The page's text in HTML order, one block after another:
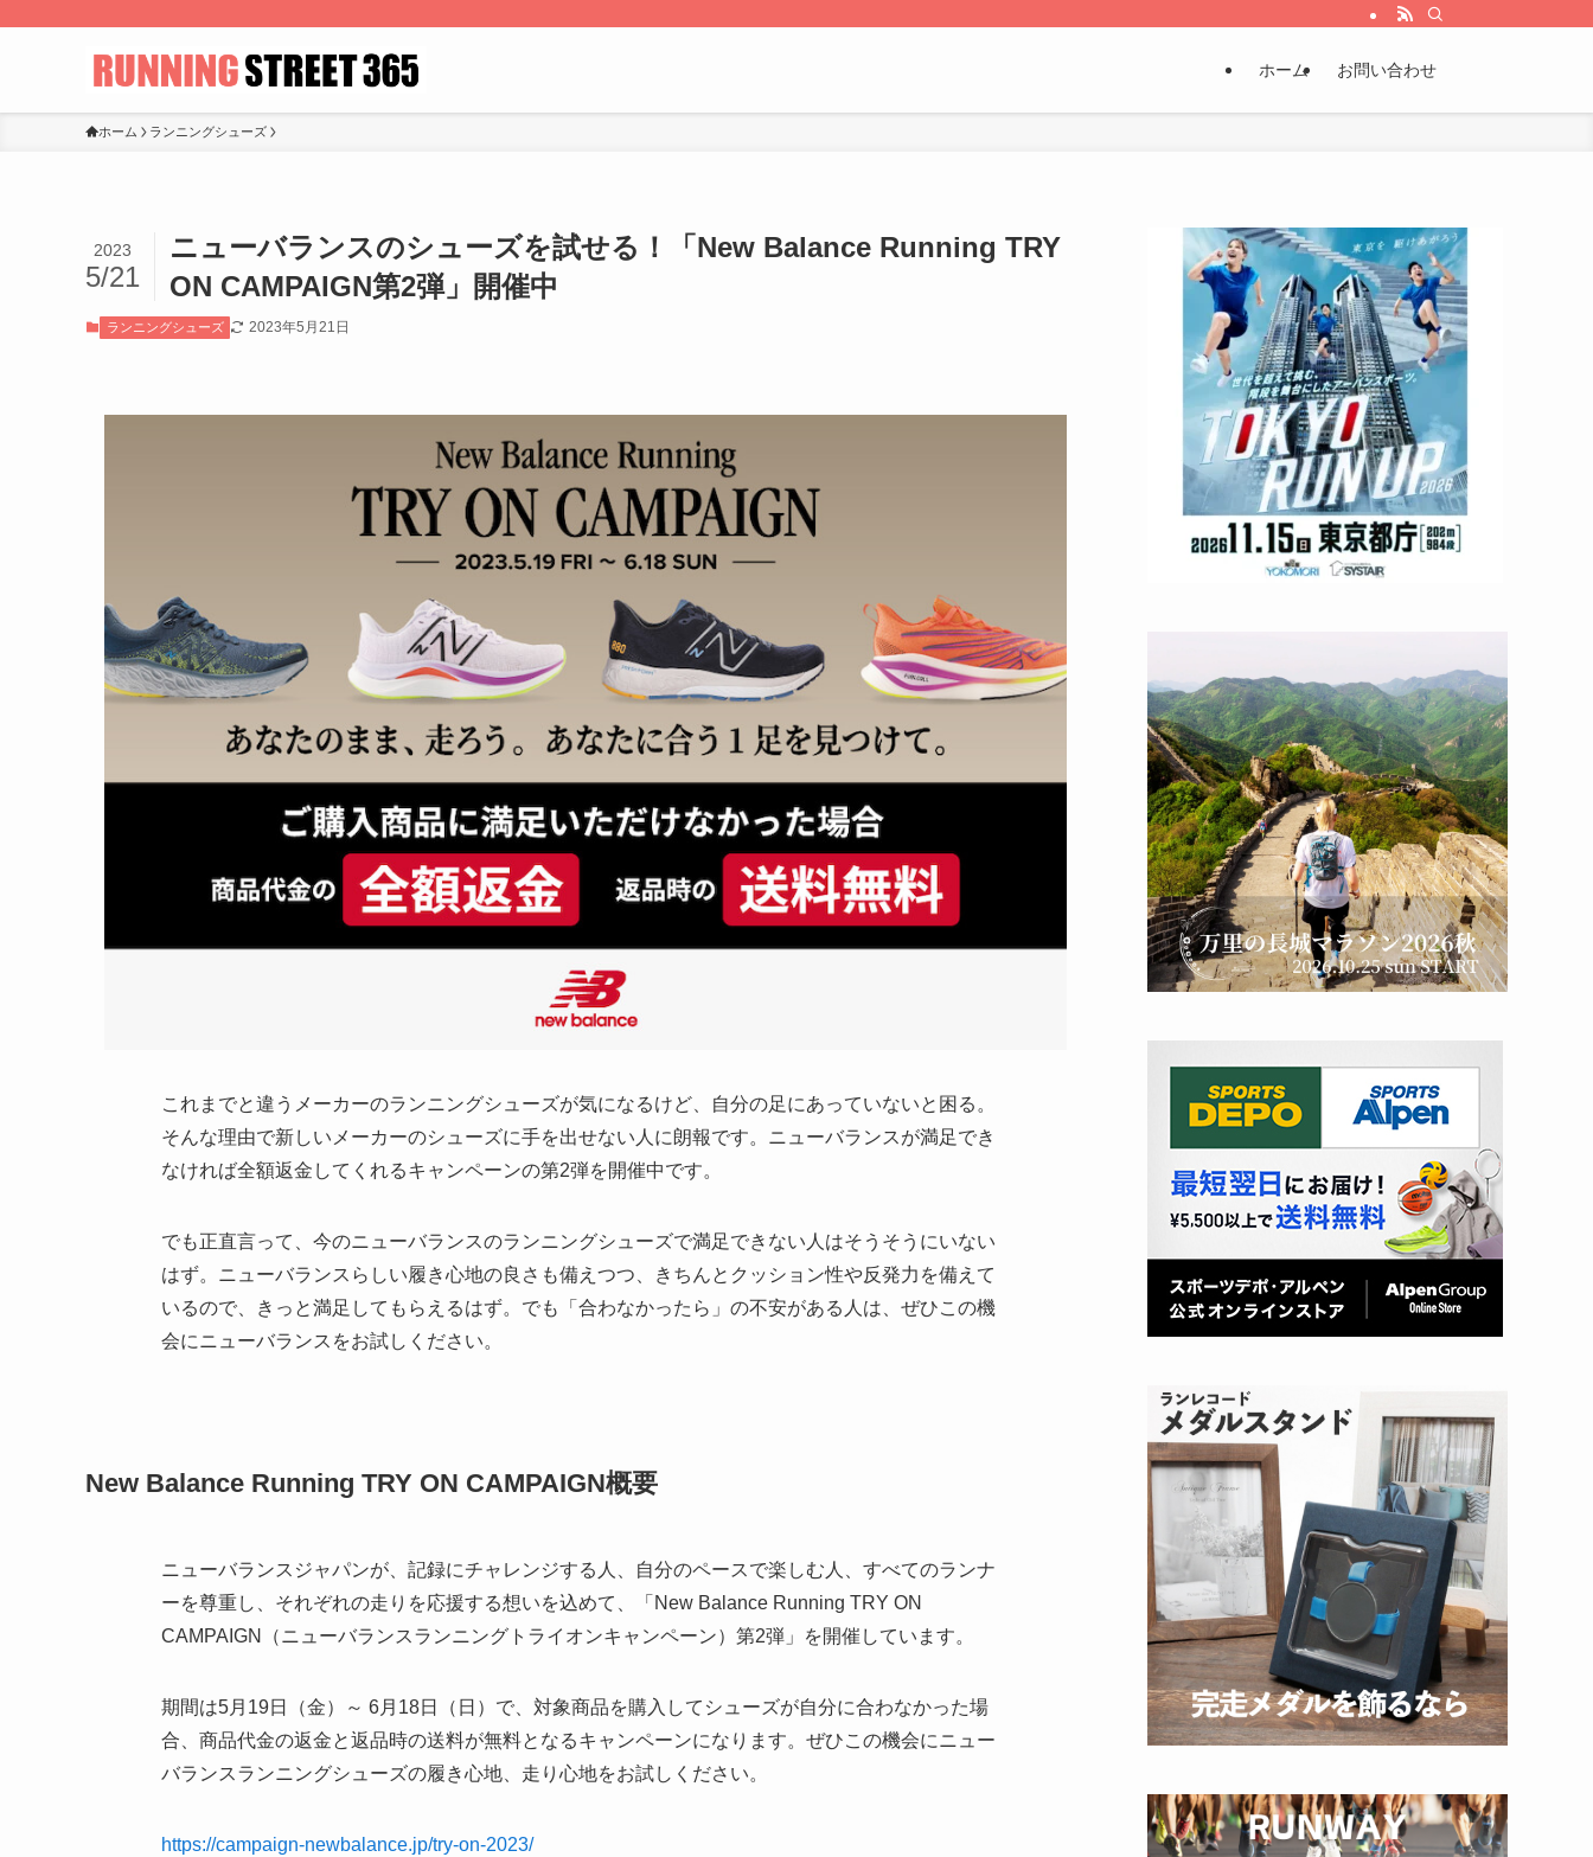
ホーム お問い合わせ
ホーム ランニングシューズ
ニューバランスのシューズを試せる！「New Balance Running TRY
ON CAMPAIGN第2弾」開催中
2023
5/21
ランニングシューズ 2023年5月21日
これまでと違うメーカーのランニングシューズが気になるけど、自分の足にあっていないと困る。
そんな理由で新しいメーカーのシューズに手を出せない人に朗報です。ニューバランスが満足でき
なければ全額返金してくれるキャンペーンの第2弾を開催中です。
でも正直言って、今のニューバランスのランニングシューズで満足できない人はそうそうにいない
はず。ニューバランスらしい履き心地の良さも備えつつ、きちんとクッション性や反発力を備えて
いるので、きっと満足してもらえるはず。でも「合わなかったら」の不安がある人は、ぜひこの機
会にニューバランスをお試しください。
New Balance Running TRY ON CAMPAIGN概要
ニューバランスジャパンが、記録にチャレンジする人、自分のペースで楽しむ人、すべてのランナ
ーを尊重し、それぞれの走りを応援する想いを込めて、「New Balance Running TRY ON
CAMPAIGN（ニューバランスランニングトライオンキャンペーン）第2弾」を開催しています。
期間は5月19日（金）～ 6月18日（日）で、対象商品を購入してシューズが自分に合わなかった場
合、商品代金の返金と返品時の送料が無料となるキャンペーンになります。ぜひこの機会にニュー
バランスランニングシューズの履き心地、走り心地をお試しください。
https://campaign-newbalance.jp/try-on-2023/